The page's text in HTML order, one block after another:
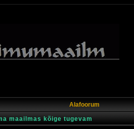
Alafoorum
maailmas kõige tugevam